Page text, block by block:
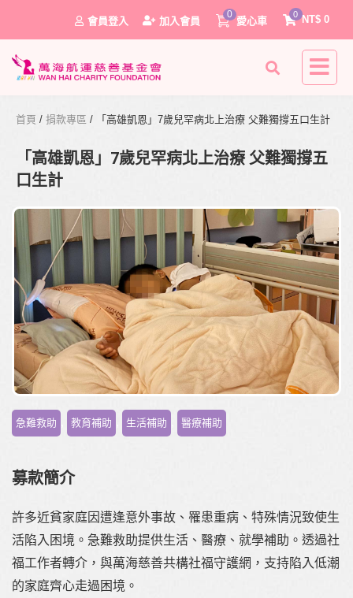
會員登入 加入會員
0
愛心車
0
NT$ 0
0
首頁 / 捐款專區 / 「高雄凱恩」7歲兒罕病北上治療 父難獨撐五口生計
「高雄凱恩」7歲兒罕病北上治療 父難獨撐五
口生計
急難救助 教育補助 生活補助 醫療補助
募款簡介
許多近貧家庭因遭逢意外事故、罹患重病、特殊情況致使生
活陷入困境。急難救助提供生活、醫療、就學補助。透過社
福工作者轉介，與萬海慈善共構社福守護網，支持陷入低潮
的家庭齊心走過困境。